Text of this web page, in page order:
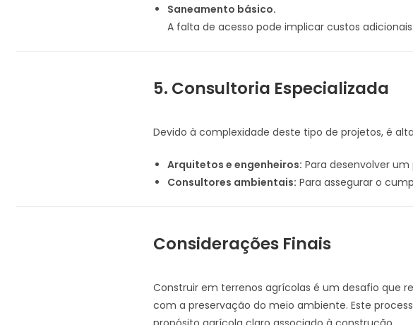
Saneamento básico.
A falta de acesso pode implicar custos
5. Consultoria Especializada
Devido à complexidade deste tipo de projetos, é
Arquitetos e engenheiros: Para desenvolver
Consultores ambientais: Para assegurar o
Considerações Finais
Construir em terrenos agrícolas é um desafio que
com a preservação do meio ambiente. Este